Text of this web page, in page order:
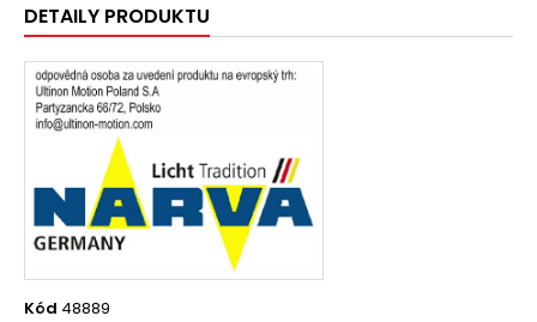
DETAILY PRODUKTU
Kód 48889